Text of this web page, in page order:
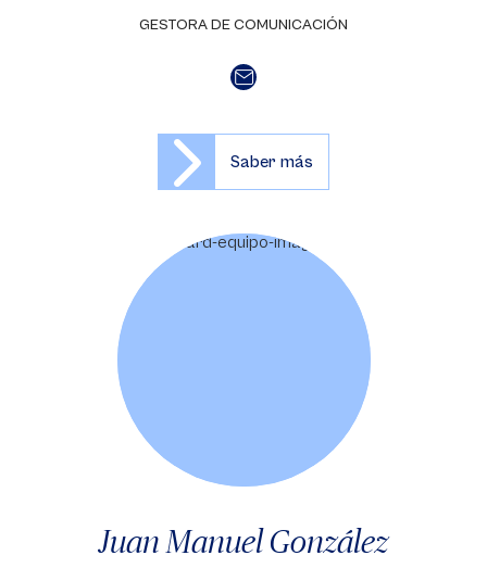
GESTORA DE COMUNICACIÓN
Saber más
Juan Manuel González